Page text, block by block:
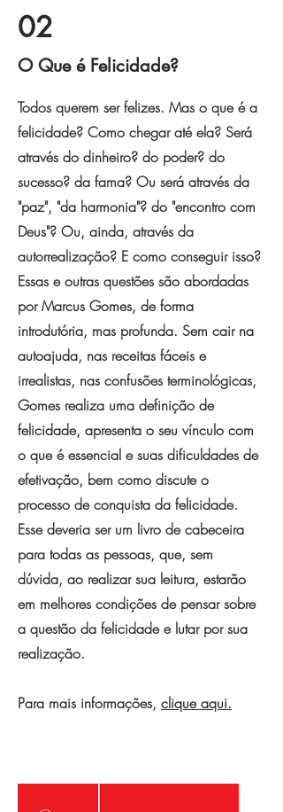
02
O Que é Felicidade?
Todos querem ser felizes. Mas o que é a
felicidade? Como chegar até ela? Será
através do dinheiro? do poder? do
sucesso? da fama? Ou será através da
"paz", "da harmonia"? do "encontro com
Deus"? Ou, ainda, através da
autorrealização? E como conseguir isso?
Essas e outras questões são abordadas
por Marcus Gomes, de forma
introdutória, mas profunda. Sem cair na
autoajuda, nas receitas fáceis e
irrealistas, nas confusões terminológicas,
Gomes realiza uma definição de
felicidade, apresenta o seu vínculo com
o que é essencial e suas dificuldades de
efetivação, bem como discute o
processo de conquista da felicidade.
Esse deveria ser um livro de cabeceira
para todas as pessoas, que, sem
dúvida, ao realizar sua leitura, estarão
em melhores condições de pensar sobre
a questão da felicidade e lutar por sua
realização.
Para mais informações, clique aqui.